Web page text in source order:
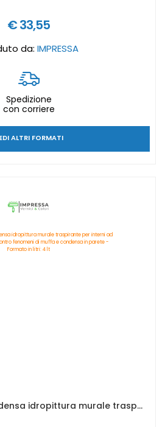
€ 33,55
da: IMPRESSA
Spedizione
con corriere
ALTRI FORMATI
Impressa L'Anticondensa idropittura murale traspirante per interni ad effetto termico contro fenomeni di muffa e condensa in parete - Formato in litri: 4 lt